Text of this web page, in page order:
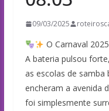
09/03/2025
O Carnaval
A bateria pulsou
as escolas de samba
encheram a avenida
foi simplesmente